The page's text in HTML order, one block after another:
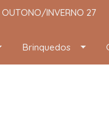
INVERNO 27
Brinquedos